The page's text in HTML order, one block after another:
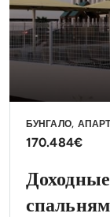
БУНГАЛО,
170.484€